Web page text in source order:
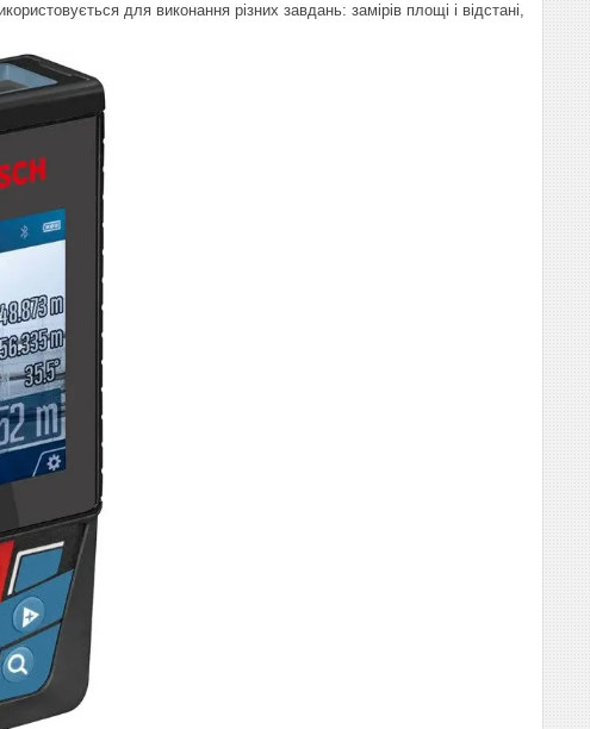
для виконання різних завдань: замірів площі і відстані,